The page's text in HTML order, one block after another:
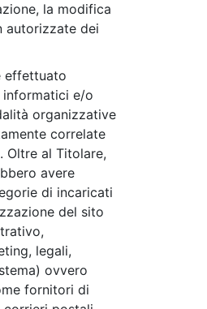
la modifica
autorizzate dei
effettuato
informatici e/o
organizzative
correlate
Oltre al Titolare,
avere
di incaricati
del sito
legali,
ovvero
fornitori di